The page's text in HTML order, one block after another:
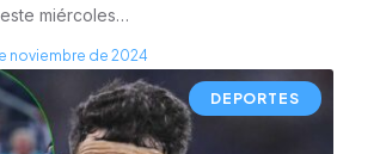
miércoles…
noviembre de 2024
DEPORTES